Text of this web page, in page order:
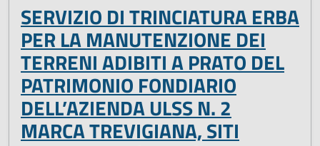
SERVIZIO DI TRINCIATURA ERBA
PER LA MANUTENZIONE DEI
TERRENI ADIBITI A PRATO DEL
PATRIMONIO FONDIARIO
DELL’AZIENDA ULSS N. 2
MARCA TREVIGIANA, SITI